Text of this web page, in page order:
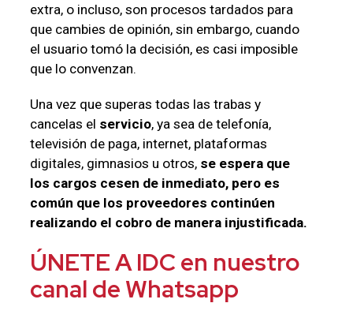
extra, o incluso, son procesos tardados para
que cambies de opinión, sin embargo, cuando
el usuario tomó la decisión, es casi imposible
que lo convenzan.
Una vez que superas todas las trabas y
cancelas el servicio, ya sea de telefonía,
televisión de paga, internet, plataformas
digitales, gimnasios u otros, se espera que
los cargos cesen de inmediato, pero es
común que los proveedores continúen
realizando el cobro de manera injustificada.
ÚNETE A IDC en nuestro
canal de Whatsapp